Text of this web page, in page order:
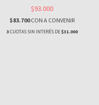
$93.000
$83.700CON A CONVENIR
3CUOTAS SIN INTERÉS DE$31.000